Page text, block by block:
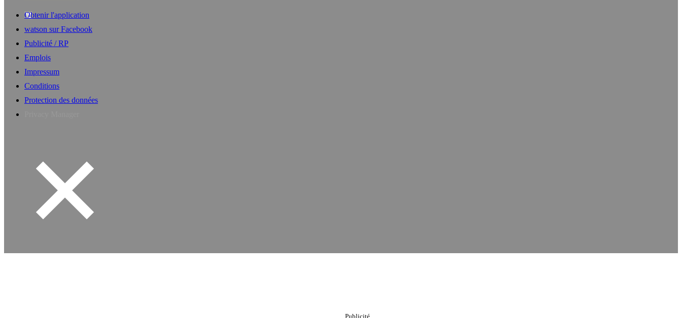
Obtenir l'application
watson sur Facebook
Publicité / RP
Emplois
Impressum
Conditions
Protection des données